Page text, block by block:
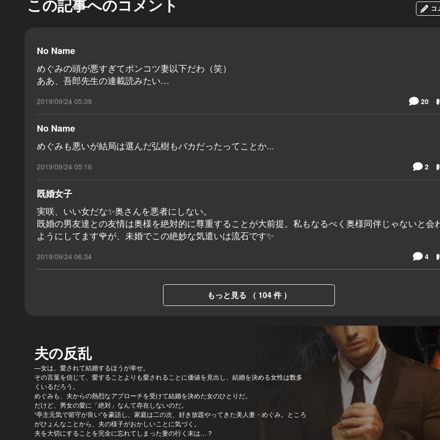
この記事へのコメント コ
No Name
めぐみの頭が悪すぎてポンコツ妻以下だわ（笑）
ああ、吾郎先生の連載読みたい…
2019/09/24 05:39 20
No Name
めぐみも悪いが結局は選んだ弘樹もバカだったってことか...
2019/09/24 05:16 2
既婚女子
実咲、いい女だな✨奥さんを悪者にしない。
既婚の男友達との友情は奥様を絶対的に尊重することが大前提。私もなるべく奥様同伴じゃないと会
ようにしてます🌹が、未婚でこの絶妙な気遣いは流石です✨
2019/09/24 06:34 4
もっと見る （ 104 件 ）
夫の反乱
—女は、愛されて結婚するほうが幸せ。
その言葉を信じて、愛することよりも愛されることに価値を見出し、結婚を決める女性は数多
くいるだろう。
めぐみも、夫からの熱烈なアプローチを受けて結婚を決めた女のひとりだ。
だけど、男女の愛に「絶対」なんて存在しないのだ。
“亭主元気で留守が良い”を豪語し、家庭は二の次、好き放題やってきた美人妻・めぐみ。ところ
がひょんなことから、夫の様子がおかしいことに気づく。
夫を大切にすることを完全に忘れてしまった妻の行く末は…？